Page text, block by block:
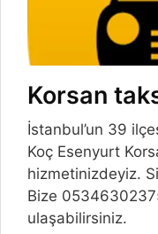
Korsan
İstanbul’un 39
Koç Esenyurt
hizmetinizdeyiz.
Bize
ulaşabilirsiniz.